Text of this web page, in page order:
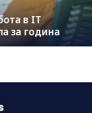
в IT
за година